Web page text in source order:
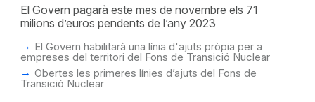
El Govern pagarà este mes de novembre els 71
milions d’euros pendents de l’any 2023
El Govern habilitarà una línia d'ajuts pròpia per a
empreses del territori del Fons de Transició Nuclear
Obertes les primeres línies d’ajuts del Fons de
Transició Nuclear